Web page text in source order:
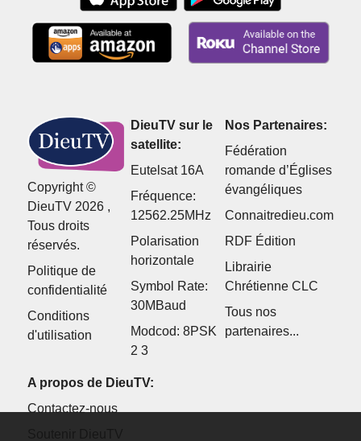
Copyright ©
DieuTV 2026 ,
Tous droits
réservés.
Politique de
confidentialité
Conditions
d'utilisation
DieuTV sur le
satellite:
Eutelsat 16A
Fréquence:
12562.25MHz
Polarisation
horizontale
Symbol Rate:
30MBaud
Modcod: 8PSK
2 3
Nos Partenaires:
Fédération
romande d’Églises
évangéliques
Connaitredieu.com
RDF Édition
Librairie
Chrétienne CLC
Tous nos
partenaires...
A propos de DieuTV:
Contactez-nous